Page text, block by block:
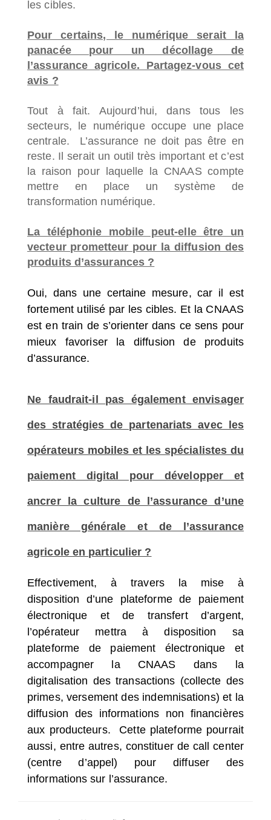
les cibles.
Pour certains, le numérique serait la
panacée pour un décollage de
l’assurance agricole. Partagez-vous cet
avis ?
Tout à fait. Aujourd’hui, dans tous les
secteurs, le numérique occupe une place
centrale. L’assurance ne doit pas être en
reste. Il serait un outil très important et c’est
la raison pour laquelle la CNAAS compte
mettre en place un système de
transformation numérique.
La téléphonie mobile peut-elle être un
vecteur prometteur pour la diffusion des
produits d’assurances ?
Oui, dans une certaine mesure, car il est
fortement utilisé par les cibles. Et la CNAAS
est en train de s’orienter dans ce sens pour
mieux favoriser la diffusion de produits
d’assurance.
Ne faudrait-il pas également envisager
des stratégies de partenariats avec les
opérateurs mobiles et les spécialistes du
paiement digital pour développer et
ancrer la culture de l’assurance d’une
manière générale et de l’assurance
agricole en particulier ?
Effectivement, à travers la mise à
disposition d’une plateforme de paiement
électronique et de transfert d’argent,
l’opérateur mettra à disposition sa
plateforme de paiement électronique et
accompagner la CNAAS dans la
digitalisation des transactions (collecte des
primes, versement des indemnisations) et la
diffusion des informations non financières
aux producteurs. Cette plateforme pourrait
aussi, entre autres, constituer de call center
(centre d’appel) pour diffuser des
informations sur l’assurance.